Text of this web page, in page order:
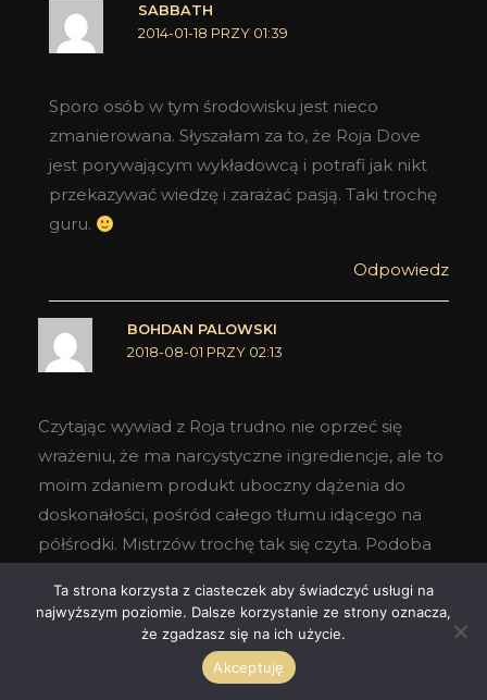
SABBATH
2014-01-18 PRZY 01:39
Sporo osób w tym środowisku jest nieco
zmanierowana. Słyszałam za to, że Roja Dove
jest porywającym wykładowcą i potrafi jak nikt
przekazywać wiedzę i zarażać pasją. Taki trochę
guru.
Odpowiedz
BOHDAN PALOWSKI
2018-08-01 PRZY 02:13
Czytając wywiad z Roja trudno nie oprzeć się
wrażeniu, że ma narcystyczne ingrediencje, ale to
moim zdaniem produkt uboczny dążenia do
doskonałości, pośród całego tłumu idącego na
półśrodki. Mistrzów trochę tak się czyta. Podoba
skosztować domowo robionych konfitur, które
moze sa najlepsze na świecie, czy oliwek, które są
rozprowadzane tylko do kilku sklepów. Tu nei
chodzi o tworzenie sztucznej niedostępności
Ta strona korzysta z ciasteczek aby świadczyć usługi na
najwyższym poziomie. Dalsze korzystanie ze strony oznacza,
że zgadzasz się na ich użycie.
Akceptuję